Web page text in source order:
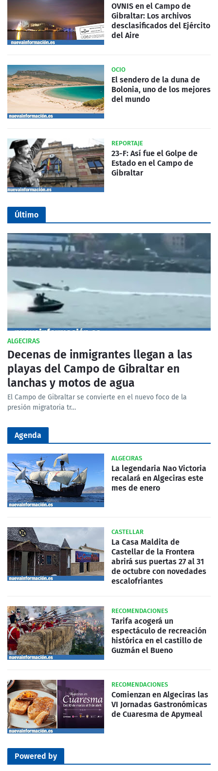
OVNIS en el Campo de
Gibraltar: Los archivos
desclasificados del Ejército
del Aire
OCIO
El sendero de la duna de
Bolonia, uno de los mejores
del mundo
REPORTAJE
23-F: Así fue el Golpe de
Estado en el Campo de
Gibraltar
Último
ALGECIRAS
Decenas de inmigrantes llegan a las
playas del Campo de Gibraltar en
lanchas y motos de agua
El Campo de Gibraltar se convierte en el nuevo foco de la
presión migratoria tr…
Agenda
ALGECIRAS
La legendaria Nao Victoria
recalará en Algeciras este
mes de enero
CASTELLAR
La Casa Maldita de
Castellar de la Frontera
abrirá sus puertas 27 al 31
de octubre con novedades
escalofriantes
RECOMENDACIONES
Tarifa acogerá un
espectáculo de recreación
histórica en el castillo de
Guzmán el Bueno
RECOMENDACIONES
Comienzan en Algeciras las
VI Jornadas Gastronómicas
de Cuaresma de Apymeal
Powered by